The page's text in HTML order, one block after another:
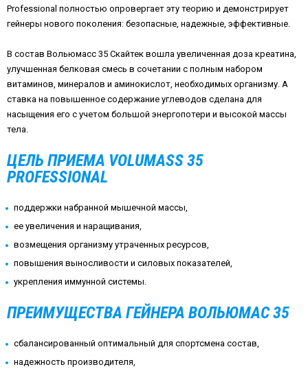
Professional полностью опровергает эту теорию и демонстрирует
гейнеры нового поколения: безопасные, надежные, эффективные.
В состав Вольюмасс 35 Скайтек вошла увеличенная доза креатина,
улучшенная белковая смесь в сочетании с полным набором
витаминов, минералов и аминокислот, необходимых организму. А
ставка на повышенное содержание углеводов сделана для
насыщения его с учетом большой энергопотери и высокой массы
тела.
ЦЕЛЬ ПРИЕМА VOLUMASS 35
PROFESSIONAL
поддержки набранной мышечной массы,
ее увеличения и наращивания,
возмещения организму утраченных ресурсов,
повышения выносливости и силовых показателей,
укрепления иммунной системы.
ПРЕИМУЩЕСТВА ГЕЙНЕРА ВОЛЬЮМАС 35
сбалансированный оптимальный для спортсмена состав,
надежность производителя,